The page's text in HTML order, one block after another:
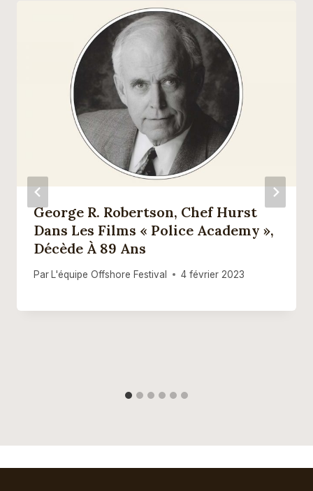
George R. Robertson, Chef Hurst
Dans Les Films « Police Academy »,
Décède À 89 Ans
Par L'équipe Offshore Festival 4 février 2023